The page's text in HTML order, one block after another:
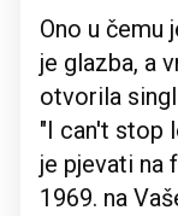
Ono u čemu
je glazba, a
otvorila
"I can't stop
je pjevati na
1969. na